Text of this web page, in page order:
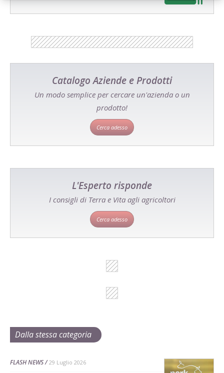
Catalogo Aziende e Prodotti
Un modo semplice per cercare un'azienda o un
prodotto!
Cerca adesso
L'Esperto risponde
I consigli di Terra e Vita agli agricoltori
Cerca adesso
Dalla stessa categoria
FLASH NEWS 29 Luglio 2026